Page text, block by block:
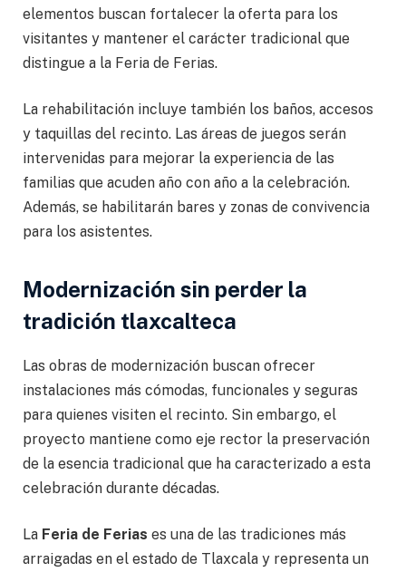
elementos buscan fortalecer la oferta para los
visitantes y mantener el carácter tradicional que
distingue a la Feria de Ferias.
La rehabilitación incluye también los baños, accesos
y taquillas del recinto. Las áreas de juegos serán
intervenidas para mejorar la experiencia de las
familias que acuden año con año a la celebración.
Además, se habilitarán bares y zonas de convivencia
para los asistentes.
Modernización sin perder la
tradición tlaxcalteca
Las obras de modernización buscan ofrecer
instalaciones más cómodas, funcionales y seguras
para quienes visiten el recinto. Sin embargo, el
proyecto mantiene como eje rector la preservación
de la esencia tradicional que ha caracterizado a esta
celebración durante décadas.
La Feria de Ferias es una de las tradiciones más
arraigadas en el estado de Tlaxcala y representa un